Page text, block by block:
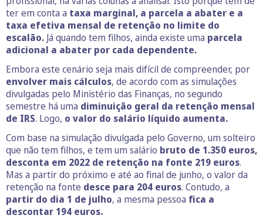
ter em conta a taxa marginal, a parcela a abater e a
taxa efetiva mensal de retenção no limite do
escalão. Já quando tem filhos, ainda existe uma parcela
adicional a abater por cada dependente.
Embora este cenário seja mais difícil de compreender, por
envolver mais cálculos, de acordo com as simulações
divulgadas pelo Ministério das Finanças, no segundo
semestre há uma diminuição geral da retenção mensal
de IRS. Logo, o valor do salário líquido aumenta.
Com base na simulação divulgada pelo Governo, um solteiro
que não tem filhos, e tem um salário bruto de 1.350 euros,
desconta em 2022 de retenção na fonte 219 euros.
Mas a partir do próximo e até ao final de junho, o valor da
retenção na fonte desce para 204 euros. Contudo, a
partir do dia 1 de julho, a mesma pessoa fica a
descontar 194 euros.